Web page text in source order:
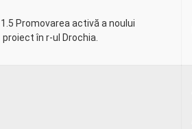
1.5 Promovarea activă a noului
proiect în r-ul Drochia.